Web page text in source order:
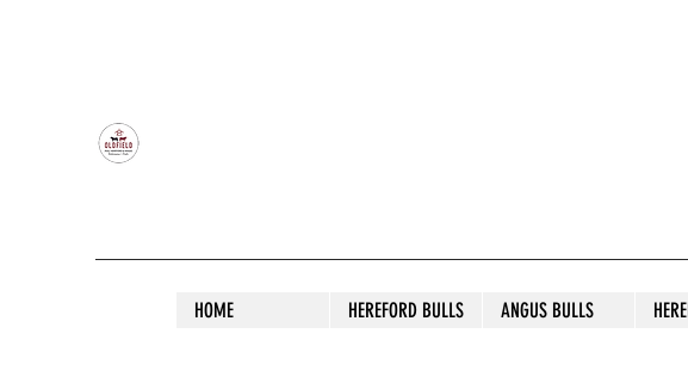
HOME HEREFORD BULLS ANGUS BULLS